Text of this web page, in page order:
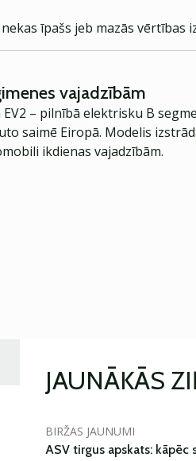
īpašs jeb mazās vērtības
vajadzībām
– pilnībā elektrisku B
saimē Eiropā. Modelis
ikdienas vajadzībām.
JAUNĀKĀS
BIRŽAS JAUNUMI
ASV tirgus apskats: